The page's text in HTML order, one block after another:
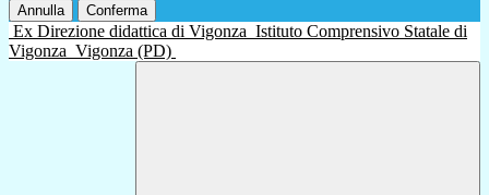
Annulla Conferma
Ex Direzione didattica di Vigonza Istituto Comprensivo Statale di
Vigonza Vigonza (PD)